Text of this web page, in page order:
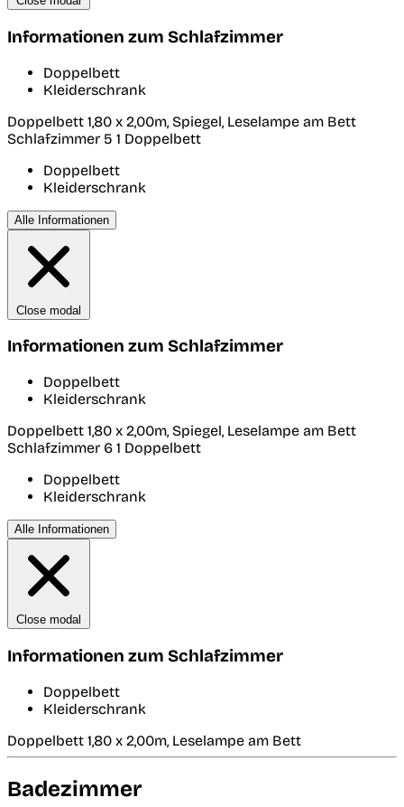
Informationen zum Schlafzimmer
Doppelbett
Kleiderschrank
Doppelbett 1,80 x 2,00m, Spiegel, Leselampe am Bett
Schlafzimmer 5 1 Doppelbett
Doppelbett
Kleiderschrank
Alle Informationen
Close modal
Informationen zum Schlafzimmer
Doppelbett
Kleiderschrank
Doppelbett 1,80 x 2,00m, Spiegel, Leselampe am Bett
Schlafzimmer 6 1 Doppelbett
Doppelbett
Kleiderschrank
Alle Informationen
Close modal
Informationen zum Schlafzimmer
Doppelbett
Kleiderschrank
Doppelbett 1,80 x 2,00m, Leselampe am Bett
Badezimmer